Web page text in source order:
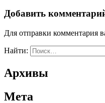
Добавить
Для отправки комментария
Найти:
Архивы
Мета